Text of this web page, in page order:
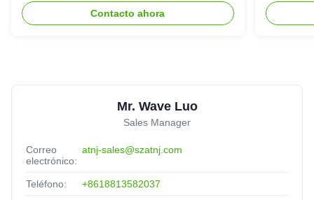
Bda Pico
Contacto ahora
DAS
Mr. Wave Luo
Sales Manager
Correo
electrónico:
atnj-sales@szatnj.com
Teléfono: +8618813582037